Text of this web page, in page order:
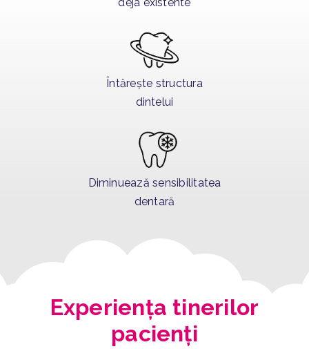
deja existente
Întărește structura
dintelui
Diminuează sensibilitatea
dentară
Experiența tinerilor
pacienți